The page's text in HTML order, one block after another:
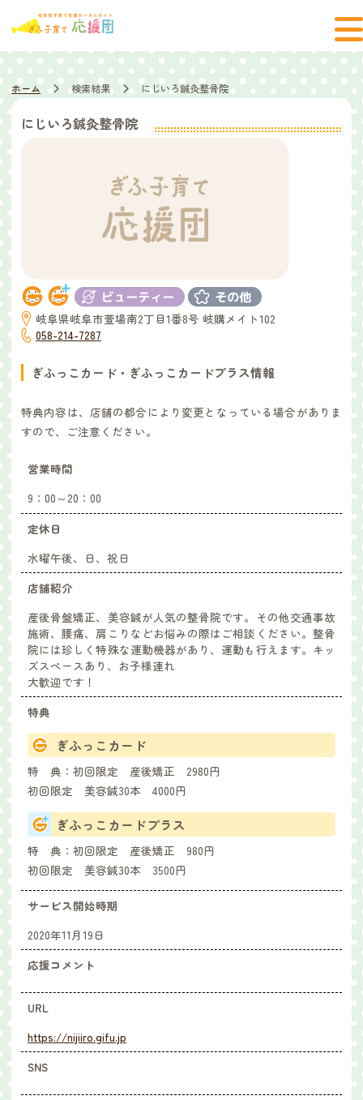
ホーム 検索結果 にじいろ鍼灸整骨院
にじいろ鍼灸整骨院
岐阜県岐阜市萱場南2丁目1番8号 岐購メイト102
058-214-7287
ぎふっこカード・ぎふっこカードプラス情報
特典内容は、店舗の都合により変更となっている場合がありま
すので、ご注意ください。
営業時間
9：00～20：00
定休日
水曜午後、日、祝日
店舗紹介
産後骨盤矯正、美容鍼が人気の整骨院です。その他交通事故
施術、腰痛、肩こりなどお悩みの際はご相談ください。整骨
院には珍しく特殊な運動機器があり、運動も行えます。キッ
ズスペースあり、お子様連れ
大歓迎です！
特典
ぎふっこカード
特 典： 初回限定 産後矯正 2980円
初回限定 美容鍼30本 4000円
ぎふっこカードプラス
特 典： 初回限定 産後矯正 980円
初回限定 美容鍼30本 3500円
サービス開始時期
2020年11月19日
応援コメント
URL
https://nijiiro.gifu.jp
SNS